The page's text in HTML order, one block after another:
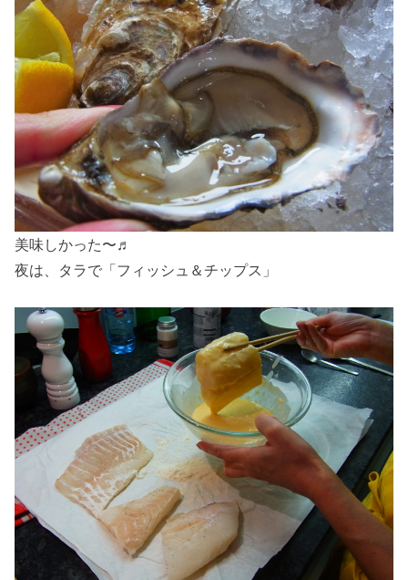
美味しかった〜♬
夜は、タラで「フィッシュ＆チップス」